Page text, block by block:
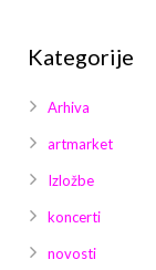
Kategorije
Arhiva
artmarket
Izložbe
koncerti
novosti